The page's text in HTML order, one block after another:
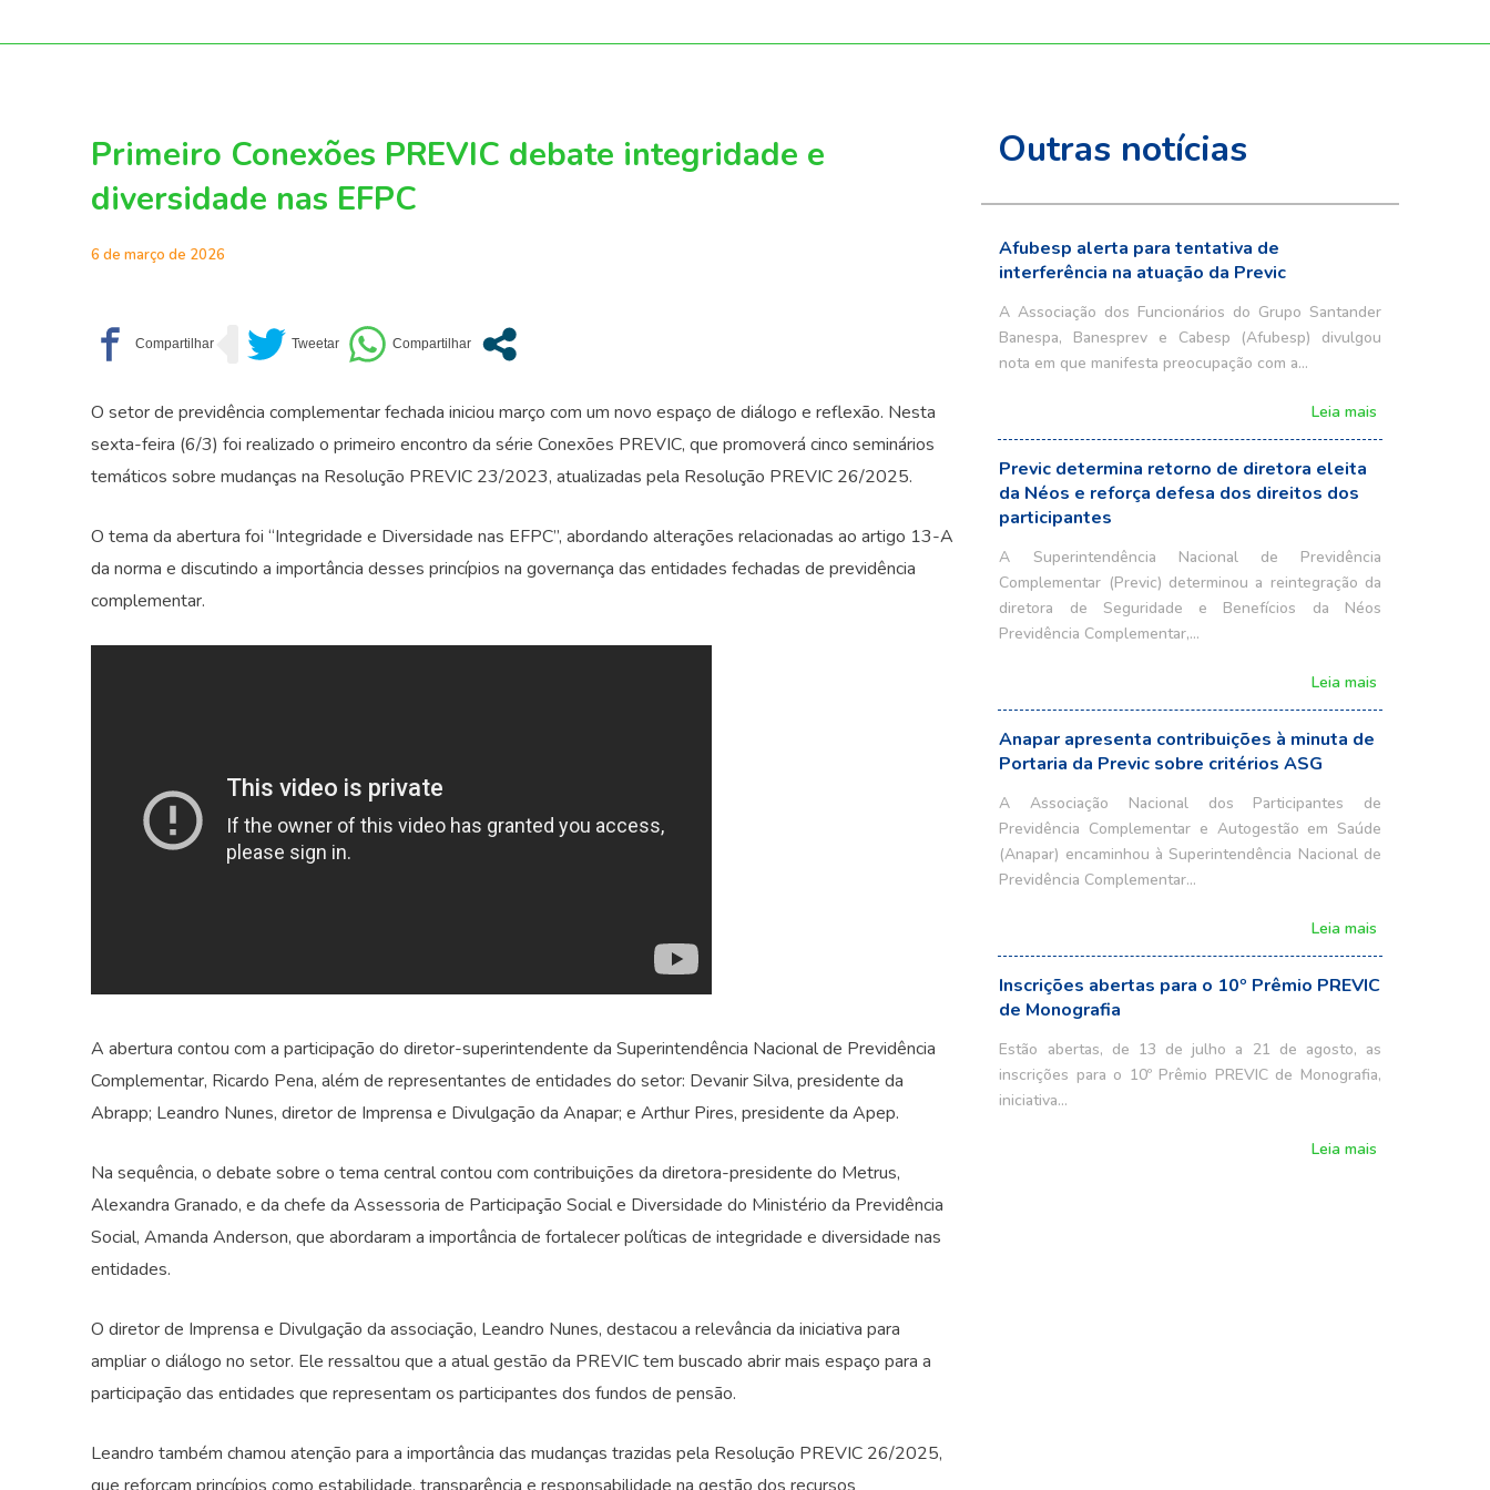
Primeiro Conexões PREVIC debate integridade e
diversidade nas EFPC
6 de março de 2026
O setor de previdência complementar fechada iniciou março com um novo espaço de diálogo e reflexão. Nesta
sexta-feira (6/3) foi realizado o primeiro encontro da série Conexões PREVIC, que promoverá cinco seminários
temáticos sobre mudanças na Resolução PREVIC 23/2023, atualizadas pela Resolução PREVIC 26/2025.
O tema da abertura foi “Integridade e Diversidade nas EFPC”, abordando alterações relacionadas ao artigo 13-A
da norma e discutindo a importância desses princípios na governança das entidades fechadas de previdência
complementar.
A abertura contou com a participação do diretor-superintendente da Superintendência Nacional de Previdência
Complementar, Ricardo Pena, além de representantes de entidades do setor: Devanir Silva, presidente da
Abrapp; Leandro Nunes, diretor de Imprensa e Divulgação da Anapar; e Arthur Pires, presidente da Apep.
Na sequência, o debate sobre o tema central contou com contribuições da diretora-presidente do Metrus,
Alexandra Granado, e da chefe da Assessoria de Participação Social e Diversidade do Ministério da Previdência
Social, Amanda Anderson, que abordaram a importância de fortalecer políticas de integridade e diversidade nas
entidades.
O diretor de Imprensa e Divulgação da associação, Leandro Nunes, destacou a relevância da iniciativa para
ampliar o diálogo no setor. Ele ressaltou que a atual gestão da PREVIC tem buscado abrir mais espaço para a
participação das entidades que representam os participantes dos fundos de pensão.
Leandro também chamou atenção para a importância das mudanças trazidas pela Resolução PREVIC 26/2025,
Outras notícias
Afubesp alerta para tentativa de
interferência na atuação da Previc
A Associação dos Funcionários do Grupo Santander
Banespa, Banesprev e Cabesp (Afubesp) divulgou
nota em que manifesta preocupação com a…
Leia mais
Previc determina retorno de diretora eleita
da Néos e reforça defesa dos direitos dos
participantes
A Superintendência Nacional de Previdência
Complementar (Previc) determinou a reintegração da
diretora de Seguridade e Benefícios da Néos
Previdência Complementar,…
Leia mais
Anapar apresenta contribuições à minuta de
Portaria da Previc sobre critérios ASG
A Associação Nacional dos Participantes de
Previdência Complementar e Autogestão em Saúde
(Anapar) encaminhou à Superintendência Nacional de
Previdência Complementar…
Leia mais
Inscrições abertas para o 10º Prêmio PREVIC
de Monografia
Estão abertas, de 13 de julho a 21 de agosto, as
inscrições para o 10º Prêmio PREVIC de Monografia,
iniciativa…
Leia mais